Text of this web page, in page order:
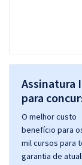
Assinatura
para
O melhor custo
benefício para
mil cursos para
garantia de